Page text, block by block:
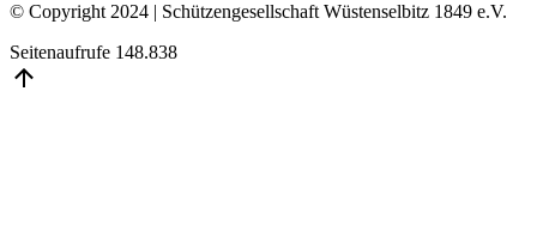
© Copyright 2024 | Schützengesellschaft Wüstenselbitz 1849 e.V.
Seitenaufrufe 148.838